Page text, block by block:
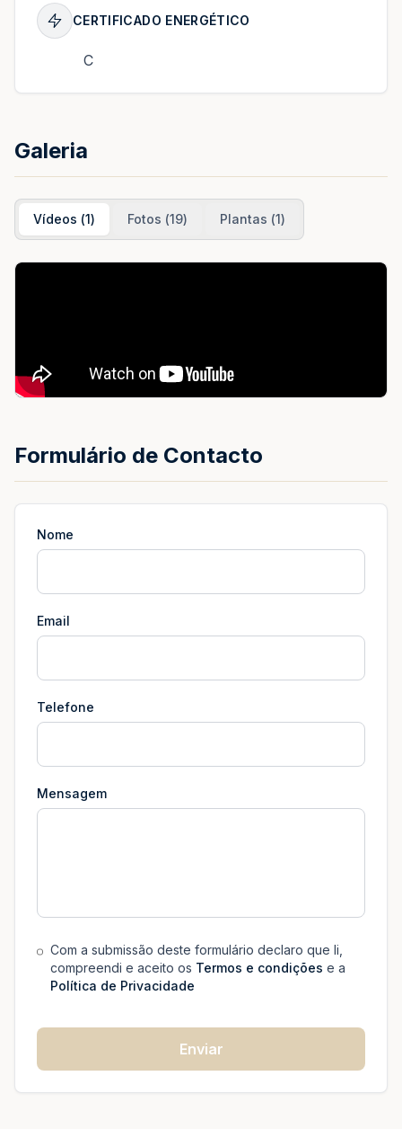
CERTIFICADO ENERGÉTICO
C
Galeria
Vídeos (1) Fotos (19) Plantas (1)
Formulário de Contacto
Nome
Email
Telefone
Mensagem
Com a submissão deste formulário declaro que li,
compreendi e aceito os Termos e condições e a
Política de Privacidade
Enviar